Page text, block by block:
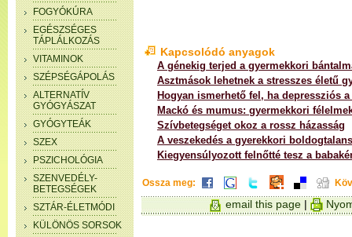
FOGYÓKÚRA
EGÉSZSÉGES
TÁPLÁLKOZÁS
VITAMINOK
SZÉPSÉGÁPOLÁS
ALTERNATÍV
GYÓGYÁSZAT
GYÓGYTEÁK
SZEX
PSZICHOLÓGIA
SZENVEDÉLY-
BETEGSÉGEK
SZTÁR-ÉLETMÓDI
KÜLÖNÖS SORSOK
Kapcsolódó anyagok
A génekig terjed a gyermekkori
Asztmások lehetnek a stresszes életű
Hogyan ismerhető fel, ha depressziós
Mackó és mumus: gyermekkori
Szívbetegséget okoz a rossz házasság
A veszekedés a gyerekkori
Kiegyensúlyozott felnőtté tesz a
Ossza meg:
email this page |